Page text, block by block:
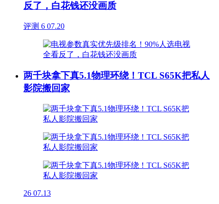
反了，白花钱还没画质
评测 6 07.20
两千块拿下真5.1物理环绕！TCL S65K把私人
影院搬回家
26 07.13